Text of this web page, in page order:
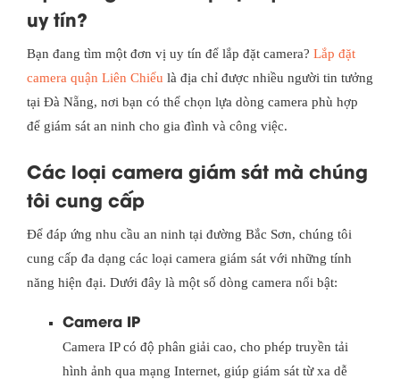
uy tín?
Bạn đang tìm một đơn vị uy tín để lắp đặt camera? Lắp đặt
camera quận Liên Chiểu là địa chỉ được nhiều người tin tưởng
tại Đà Nẵng, nơi bạn có thể chọn lựa dòng camera phù hợp
để giám sát an ninh cho gia đình và công việc.
Các loại camera giám sát mà chúng
tôi cung cấp
Để đáp ứng nhu cầu an ninh tại đường Bắc Sơn, chúng tôi
cung cấp đa dạng các loại camera giám sát với những tính
năng hiện đại. Dưới đây là một số dòng camera nổi bật:
Camera IP
Camera IP có độ phân giải cao, cho phép truyền tải
hình ảnh qua mạng Internet, giúp giám sát từ xa dễ